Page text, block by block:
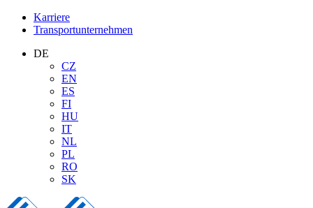
Karriere
Transportunternehmen
DE
CZ
EN
ES
FI
HU
IT
NL
PL
RO
SK